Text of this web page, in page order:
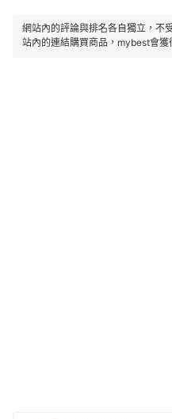
網站內的評論與排名各自獨立，不
站內的連結購買商品，mybest會獲